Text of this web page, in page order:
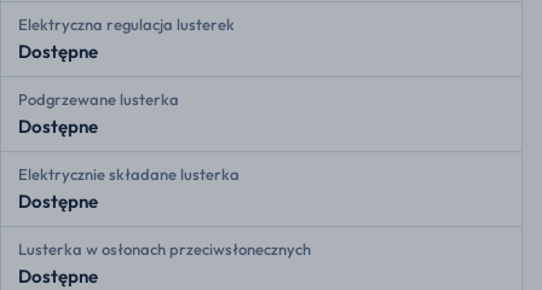
Elektryczna regulacja lusterek
Dostępne
Podgrzewane lusterka
Dostępne
Elektrycznie składane lusterka
Dostępne
Lusterka w osłonach przeciwsłonecznych
Dostępne